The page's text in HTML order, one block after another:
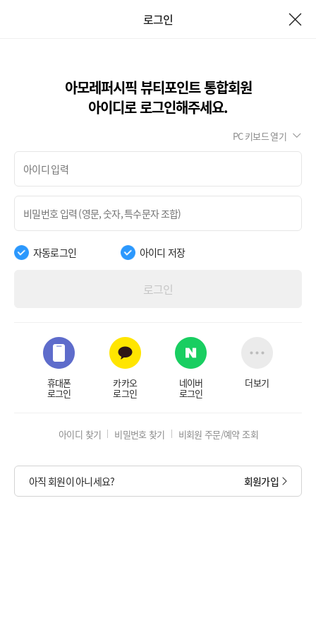
로그인
아모레퍼시픽 뷰티포인트 통합회원
아이디로 로그인해주세요.
PC 키보드 열기
자동로그인 아이디 저장
로그인
휴대폰
로그인
카카오
로그인
네이버
로그인
더보기
아이디 찾기 비밀번호 찾기 비회원 주문/예약 조회
아직 회원이 아니세요? 회원가입